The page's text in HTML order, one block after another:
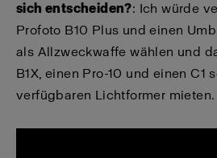
sich entscheiden?: Ich würde
Profoto B10 Plus und einen
als Allzweckwaffe wählen und
B1X, einen Pro-10 und einen C1
verfügbaren Lichtformer mieten.